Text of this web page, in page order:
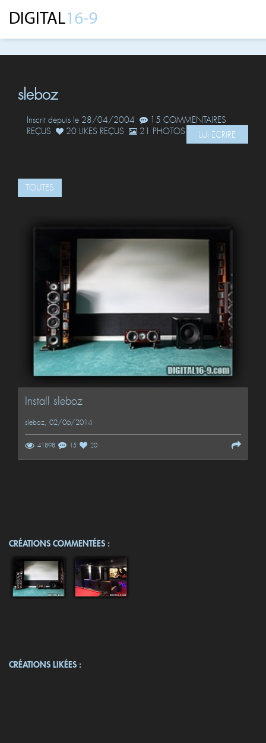
sleboz
Inscrit depuis le 28/04/2004
15 COMMENTAIRES
REÇUS
20 LIKES REÇUS 21 PHOTOS POSTÉES
LUI ÉCRIRE
TOUTES
Install sleboz
sleboz, 02/06/2014
41898 15 20
CRÉATIONS COMMENTÉES :
CRÉATIONS LIKÉES :